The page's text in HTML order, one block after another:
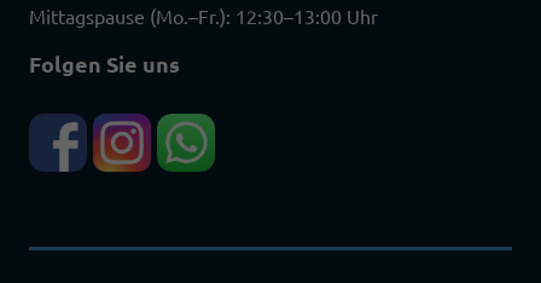
Mittagspause (Mo.–Fr.): 12:30–13:00 Uhr
Folgen Sie uns